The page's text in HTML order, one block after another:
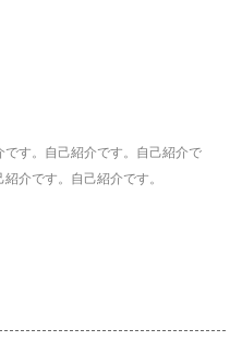
す。自己紹介です。自己紹介で
介です。自己紹介です。